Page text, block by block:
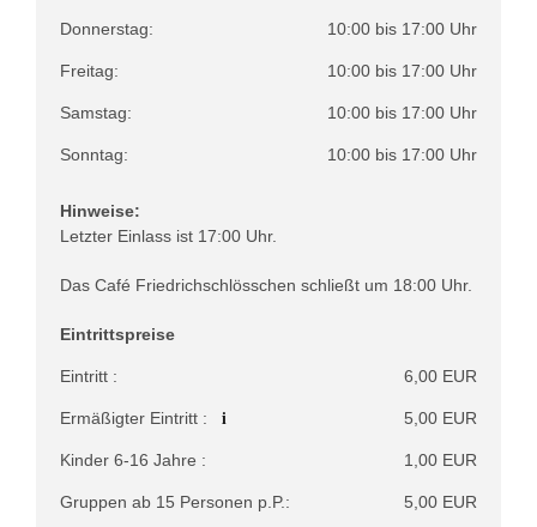
Donnerstag: 10:00 bis 17:00 Uhr
Freitag: 10:00 bis 17:00 Uhr
Samstag: 10:00 bis 17:00 Uhr
Sonntag: 10:00 bis 17:00 Uhr
Hinweise:
Letzter Einlass ist 17:00 Uhr.
Das Café Friedrichschlösschen schließt um 18:00 Uhr.
Eintrittspreise
Eintritt : 6,00 EUR
Ermäßigter Eintritt : i 5,00 EUR
Kinder 6-16 Jahre : 1,00 EUR
Gruppen ab 15 Personen p.P.: 5,00 EUR